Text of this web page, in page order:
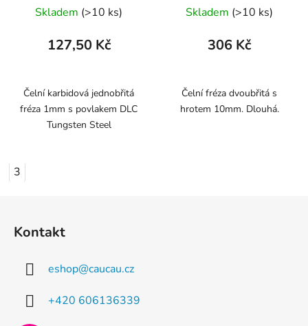
Skladem (>10 ks)
127,50 Kč
Čelní karbidová jednobřitá
fréza 1mm s povlakem DLC
Tungsten Steel
3
Skladem (>10 ks)
306 Kč
Čelní fréza dvoubřitá s
hrotem 10mm. Dlouhá.
Kontakt
eshop@caucau.cz
+420 606136339